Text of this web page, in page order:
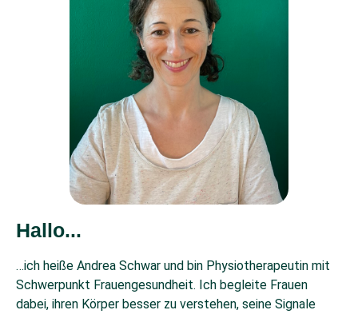
Hallo...
…ich heiße Andrea Schwar und bin Physiotherapeutin mit
Schwerpunkt Frauengesundheit. Ich begleite Frauen
dabei, ihren Körper besser zu verstehen, seine Signale